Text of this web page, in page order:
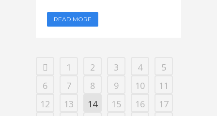
READ MORE
1 2 3 4
5
6
7 8 9 10
11
12
13 14 15 16
17